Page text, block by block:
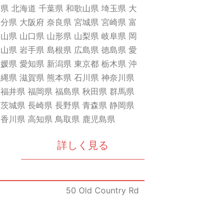
県 北海道 千葉県 和歌山県 埼玉県 大
分県 大阪府 奈良県 宮城県 宮崎県 富
山県 山口県 山形県 山梨県 岐阜県 岡
山県 岩手県 島根県 広島県 徳島県 愛
媛県 愛知県 新潟県 東京都 栃木県 沖
縄県 滋賀県 熊本県 石川県 神奈川県
福井県 福岡県 福島県 秋田県 群馬県
茨城県 長崎県 長野県 青森県 静岡県
香川県 高知県 鳥取県 鹿児島県
詳しく見る
50 Old Country Rd